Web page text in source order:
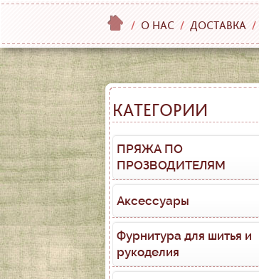
/ О НАС / ДОСТАВКА /
КАТЕГОРИИ
ПРЯЖА ПО
ПРОЗВОДИТЕЛЯМ
Аксессуары
Фурнитура для шитья и
рукоделия